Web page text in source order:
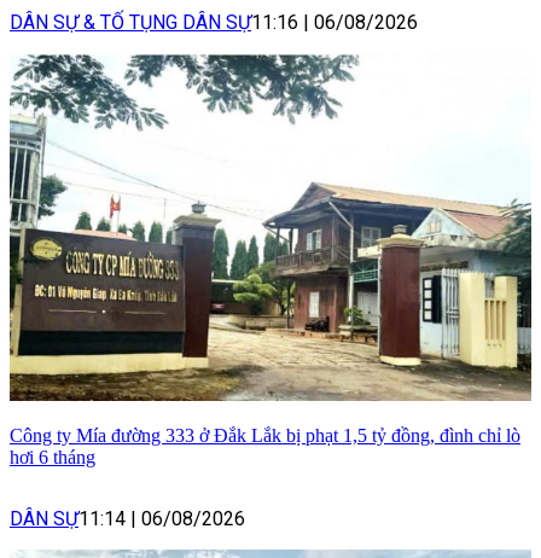
DÂN SỰ & TỐ TỤNG DÂN SỰ11:16 06/08/2026
Công ty Mía đường 333 ở Đắk Lắk bị phạt 1,5 tỷ đồng, đình chỉ lò
hơi 6 tháng
DÂN SỰ11:14 06/08/2026